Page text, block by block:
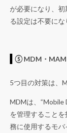
が必要になり、
る設定は不要にな
⑤ MDM・MAM
5つ目の対策は、
MDMは、“Mobile
を管理すること
務に使用するモ